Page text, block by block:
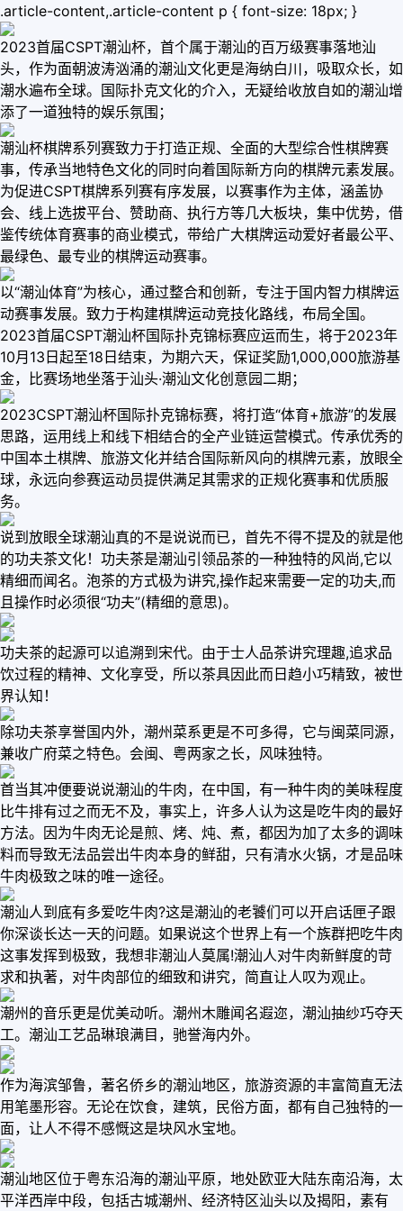
.article-content,.article-content p { font-size: 18px; }
2023首届CSPT潮汕杯，首个属于潮汕的百万级赛事落地汕
头，作为面朝波涛汹涌的潮汕文化更是海纳白川，吸取众长，如
潮水遍布全球。国际扑克文化的介入，无疑给收放自如的潮汕增
添了一道独特的娱乐氛围；
潮汕杯棋牌系列赛致力于打造正规、全面的大型综合性棋牌赛
事，传承当地特色文化的同时向着国际新方向的棋牌元素发展。
为促进CSPT棋牌系列赛有序发展，以赛事作为主体，涵盖协
会、线上选拔平台、赞助商、执行方等几大板块，集中优势，借
鉴传统体育赛事的商业模式，带给广大棋牌运动爱好者最公平、
最绿色、最专业的棋牌运动赛事。
以“潮汕体育”为核心，通过整合和创新，专注于国内智力棋牌运
动赛事发展。致力于构建棋牌运动竞技化路线，布局全国。
2023首届CSPT潮汕杯国际扑克锦标赛应运而生，将于2023年
10月13日起至18日结束，为期六天，保证奖励1,000,000旅游基
金，比赛场地坐落于汕头·潮汕文化创意园二期；
2023CSPT潮汕杯国际扑克锦标赛，将打造“体育+旅游”的发展
思路，运用线上和线下相结合的全产业链运营模式。传承优秀的
中国本土棋牌、旅游文化并结合国际新风向的棋牌元素，放眼全
球，永远向参赛运动员提供满足其需求的正规化赛事和优质服
务。
说到放眼全球潮汕真的不是说说而已，首先不得不提及的就是他
的功夫茶文化！功夫茶是潮汕引领品茶的一种独特的风尚,它以
精细而闻名。泡茶的方式极为讲究,操作起来需要一定的功夫,而
且操作时必须很“功夫”(精细的意思)。
功夫茶的起源可以追溯到宋代。由于士人品茶讲究理趣,追求品
饮过程的精神、文化享受，所以茶具因此而日趋小巧精致，被世
界认知！
除功夫茶享誉国内外，潮州菜系更是不可多得，它与闽菜同源，
兼收广府菜之特色。会闽、粤两家之长，风味独特。
首当其冲便要说说潮汕的牛肉，在中国，有一种牛肉的美味程度
比牛排有过之而无不及，事实上，许多人认为这是吃牛肉的最好
方法。因为牛肉无论是煎、烤、炖、煮，都因为加了太多的调味
料而导致无法品尝出牛肉本身的鲜甜，只有清水火锅，才是品味
牛肉极致之味的唯一途径。
潮汕人到底有多爱吃牛肉?这是潮汕的老饕们可以开启话匣子跟
你深谈长达一天的问题。如果说这个世界上有一个族群把吃牛肉
这事发挥到极致，我想非潮汕人莫属!潮汕人对牛肉新鲜度的苛
求和执著，对牛肉部位的细致和讲究，简直让人叹为观止。
潮州的音乐更是优美动听。潮州木雕闻名遐迩，潮汕抽纱巧夺天
工。潮汕工艺品琳琅满目，驰誉海内外。
作为海滨邹鲁，著名侨乡的潮汕地区，旅游资源的丰富简直无法
用笔墨形容。无论在饮食，建筑，民俗方面，都有自己独特的一
面，让人不得不感慨这是块风水宝地。
潮汕地区位于粤东沿海的潮汕平原，地处欧亚大陆东南沿海，太
平洋西岸中段，包括古城潮州、经济特区汕头以及揭阳，素有